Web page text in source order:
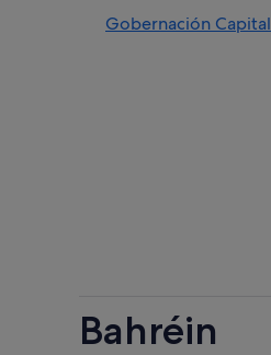
Gobernación Capital
Bahréin